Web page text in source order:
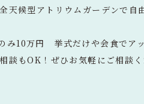
候型アトリウムガーデンで自
10万円 挙式だけや会食でア
談もOK！ぜひお気軽にご相談く